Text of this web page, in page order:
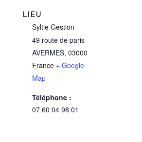
LIEU
Syltie Gestion
49 route de paris
AVERMES, 03000
France + Google
Map
Téléphone :
07 60 04 98 01